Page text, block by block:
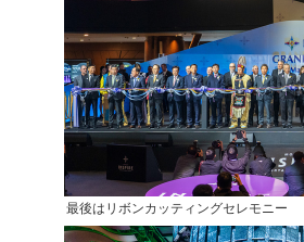
最後はリボンカッティングセレモニー